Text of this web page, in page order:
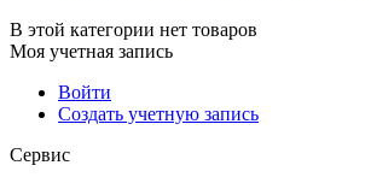
В этой категории нет товаров
Моя учетная запись
Войти
Создать учетную запись
Сервис